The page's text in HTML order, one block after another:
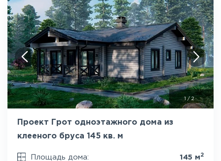
1 / 2
Проект Грот одноэтажного дома из
клееного бруса 145 кв. м
Площадь дома: 145 м 2